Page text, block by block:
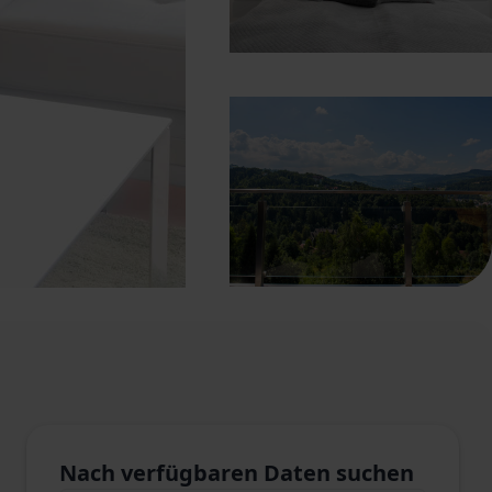
Nach verfügbaren Daten suchen